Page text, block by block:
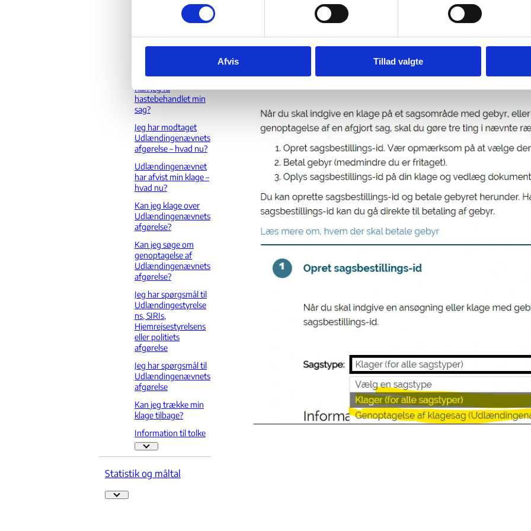
v
a
g
Afvis Tillad valgte
jeg
Udlændingenævnet
Kan jeg få
hastebehandlet min
sag?
Jeg har modtaget
Udlændingenævnets
afgørelse – hvad nu?
Udlændingenævnet
har afvist min klage –
hvad nu?
Kan jeg klage over
Udlændingenævnets
afgørelse?
Kan jeg søge om
genoptagelse af
Udlændingenævnets
afgørelse?
Jeg har spørgsmål til
Udlændingestyrelse
ns, SIRIs,
Hjemrejsestyrelsens
eller politiets
afgørelse
Jeg har spørgsmål til
Udlændingenævnets
afgørelse
Kan jeg trække min
klage tilbage?
Information til tolke
Information til tolke - Flere links
Statistik og måltal
Statistik og måltal - Flere links
Klik her for et eksempel på en korrekt kvittering
Hvordan betaler jeg gebyret?
Du skal oprette et sagsbestilling-id og betale gebyret via nyidanmark.dk.